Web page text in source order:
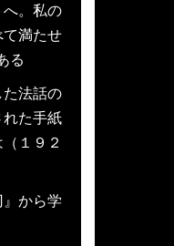
。私の
満たせ
る
法話の
た手紙
１９２
』から学